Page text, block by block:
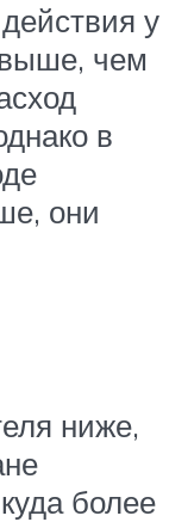
у
чем
в
они
ниже,
более